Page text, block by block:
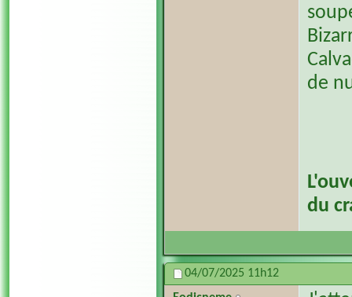
de
du
04/07/2025 11h12